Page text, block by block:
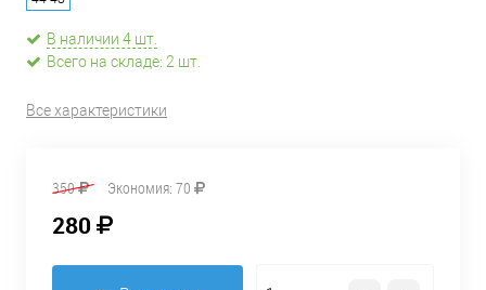
В наличии 4 шт.
Всего на складе: 2 шт.
Все характеристики
350 Экономия: 70
280